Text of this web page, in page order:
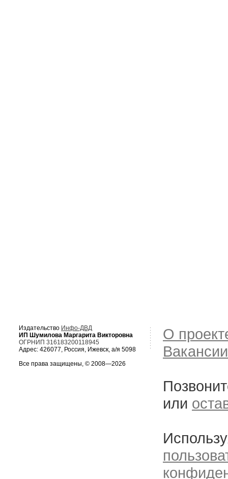
Издательство Инфо-ДВД
ИП Шумилова Маргарита Викторовна
ОГРНИП 316183200118945
Адрес: 426077, Россия, Ижевск, а/я 5098
Все права защищены, © 2008—2026
О
Вакансии
или